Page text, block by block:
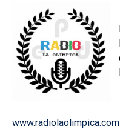
www.radiolaolimpica.com